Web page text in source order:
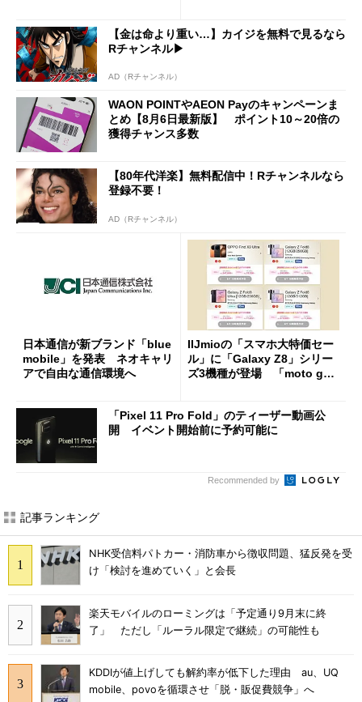
【金は命より重い…】カイジを無料で見るなら
Rチャンネル▶︎
AD（Rチャンネル）
WAON POINTやAEON Payのキャンペーンま
とめ【8月6日最新版】 ポイント10～20倍の
獲得チャンス多数
【80年代洋楽】無料配信中！Rチャンネルなら
登録不要！
AD（Rチャンネル）
日本通信が新ブランド「blue
mobile」を発表 ネオキャリ
アで自由な通信環境へ
IIJmioの「スマホ大特価セー
ル」に「Galaxy Z8」シリー
ズ3機種が登場 「moto g37
「Pixel 11 Pro Fold」のティーザー動画公
開 イベント開始前に予約可能に
Recommended by
記事ランキング
NHK受信料パトカー・消防車から徴収問題、猛反発を受
け「検討を進めていく」と会長
楽天モバイルのローミングは「予定通り9月末に終
了」 ただし「ルーラル限定で継続」の可能性も
KDDIが値上げしても解約率が低下した理由 au、UQ
mobile、povoを循環させ「脱・販促費競争」へ